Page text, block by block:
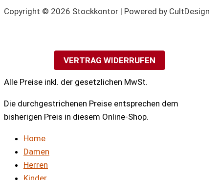
Copyright © 2026 Stockkontor | Powered by CultDesign
VERTRAG WIDERRUFEN
Alle Preise inkl. der gesetzlichen MwSt.
Die durchgestrichenen Preise entsprechen dem
bisherigen Preis in diesem Online-Shop.
Home
Damen
Herren
Kinder